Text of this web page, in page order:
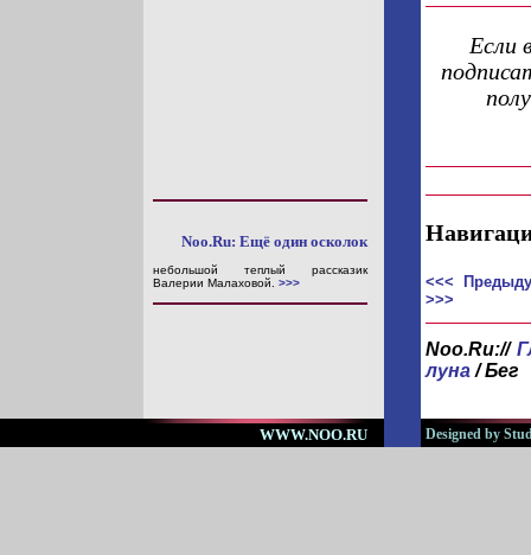
Если
Noo.Ru: Ещё один осколок
небольшой теплый рассказик
Валерии Малаховой. >>>
<<<
>>>
Noo.Ru://
луна /Бег
WWW.NOO.RU Designed by